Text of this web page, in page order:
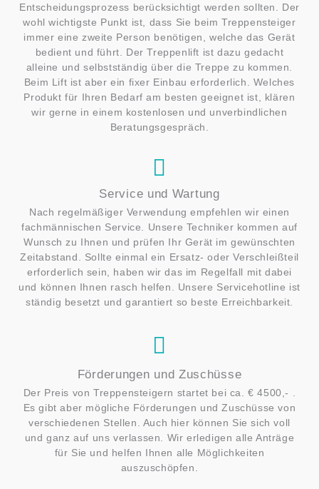
Entscheidungsprozess berücksichtigt werden sollten. Der
wohl wichtigste Punkt ist, dass Sie beim Treppensteiger
immer eine zweite Person benötigen, welche das Gerät
bedient und führt. Der Treppenlift ist dazu gedacht
alleine und selbstständig über die Treppe zu kommen.
Beim Lift ist aber ein fixer Einbau erforderlich. Welches
Produkt für Ihren Bedarf am besten geeignet ist, klären
wir gerne in einem kostenlosen und unverbindlichen
Beratungsgespräch.
Service und Wartung
Nach regelmäßiger Verwendung empfehlen wir einen
fachmännischen Service. Unsere Techniker kommen auf
Wunsch zu Ihnen und prüfen Ihr Gerät im gewünschten
Zeitabstand. Sollte einmal ein Ersatz- oder Verschleißteil
erforderlich sein, haben wir das im Regelfall mit dabei
und können Ihnen rasch helfen. Unsere Servicehotline ist
ständig besetzt und garantiert so beste Erreichbarkeit.
Förderungen und Zuschüsse
Der Preis von Treppensteigern startet bei ca. € 4500,- .
Es gibt aber mögliche Förderungen und Zuschüsse von
verschiedenen Stellen. Auch hier können Sie sich voll
und ganz auf uns verlassen. Wir erledigen alle Anträge
für Sie und helfen Ihnen alle Möglichkeiten
auszuschöpfen.